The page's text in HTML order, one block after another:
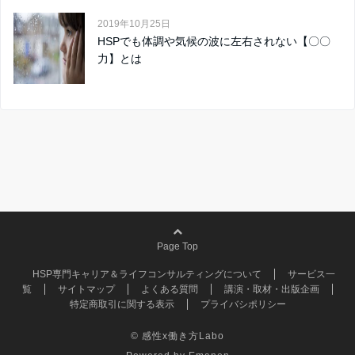
2019年10月25日
HSPでも体調や気候の波に左右されない【〇〇
力】とは
Page Top
HSP専門キャリア＆ライフコンサルティングについて
サービス一
覧
サイトマップ よくある質問
講演・取材・出版企画
特定商取引に関する表示
プライバシポリシー
© 感性x働き方Labo